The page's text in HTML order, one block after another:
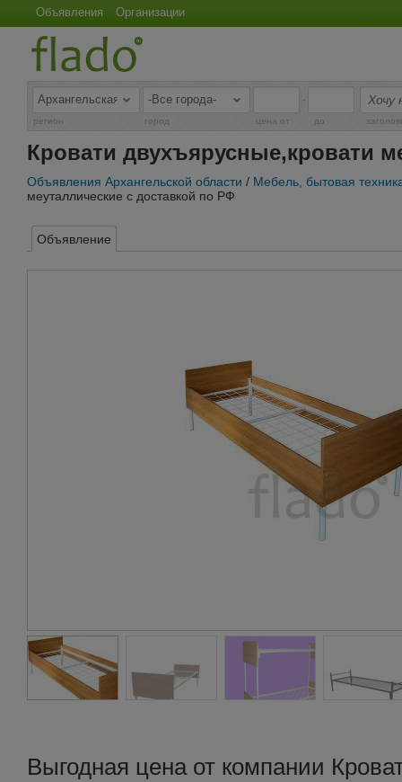
Объявления Организации
-
регион город цена от до
Кровати двухъярусные,кровати
Объявления Архангельской области / Мебель, бытовая
меуталлические с доставкой по РФ
Объявление
Выгодная цена от компании